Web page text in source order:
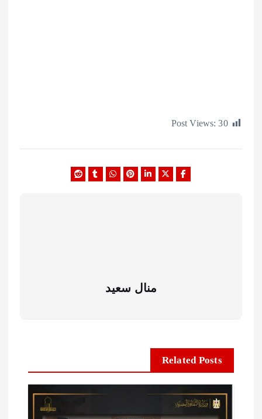
Post Views:
منال سعيد
Related Posts